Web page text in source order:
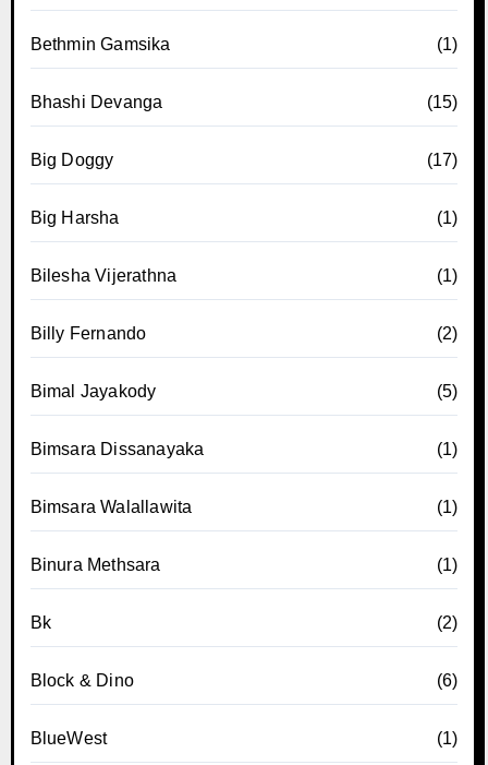
Bethmin Gamsika (1)
Bhashi Devanga (15)
Big Doggy (17)
Big Harsha (1)
Bilesha Vijerathna (1)
Billy Fernando (2)
Bimal Jayakody (5)
Bimsara Dissanayaka (1)
Bimsara Walallawita (1)
Binura Methsara (1)
Bk (2)
Block & Dino (6)
BlueWest (1)